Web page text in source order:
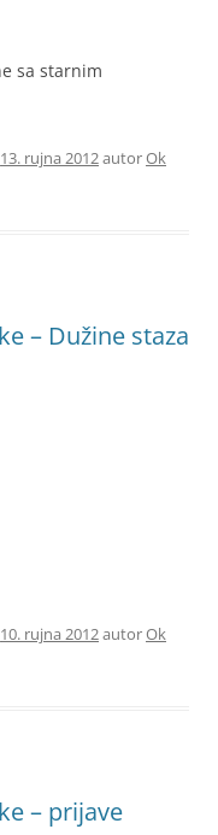
sa starnim
13. rujna 2012autorOk
– Dužine staza
10. rujna 2012autorOk
– prijave